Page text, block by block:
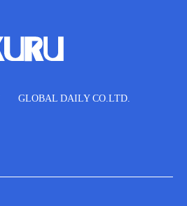
GLOBAL DAILY CO.LTD.